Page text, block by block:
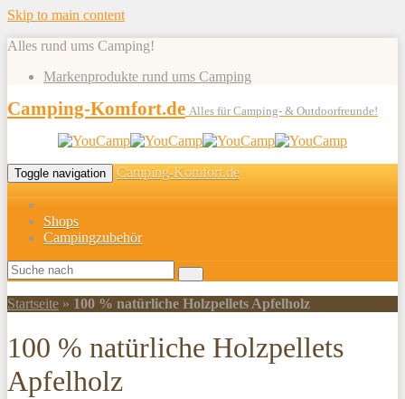
Skip to main content
Alles rund ums Camping!
Markenprodukte rund ums Camping
Camping-Komfort.de Alles für Camping- & Outdoorfreunde!
Toggle navigation Camping-Komfort.de
Shops
Campingzubehör
Startseite » 100 % natürliche Holzpellets Apfelholz
100 % natürliche Holzpellets
Apfelholz